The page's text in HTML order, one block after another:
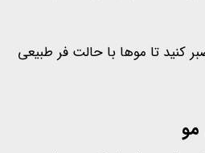
کنید تا موها با حالت فر طبیعی
مو